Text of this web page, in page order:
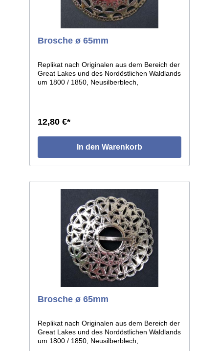
Brosche ø 65mm
Replikat nach Originalen aus dem Bereich der
Great Lakes und des Nordöstlichen Waldlands
um 1800 / 1850, Neusilberblech,
Handarbeit gefertigt. Größe: ø ca.65mm.
12,80 €*
In den Warenkorb
Brosche ø 65mm
Replikat nach Originalen aus dem Bereich der
Great Lakes und des Nordöstlichen Waldlands
um 1800 / 1850, Neusilberblech,